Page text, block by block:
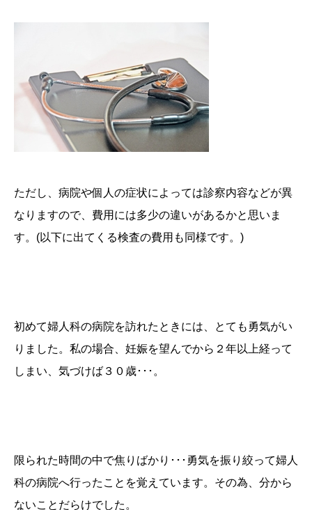
ただし、病院や個人の症状によっては診察内容などが異
なりますので、費用には多少の違いがあるかと思いま
す。(以下に出てくる検査の費用も同様です。)
初めて婦人科の病院を訪れたときには、とても勇気がい
りました。私の場合、妊娠を望んでから２年以上経って
しまい、気づけば３０歳･･･。
限られた時間の中で焦りばかり･･･勇気を振り絞って婦人
科の病院へ行ったことを覚えています。その為、分から
ないことだらけでした。